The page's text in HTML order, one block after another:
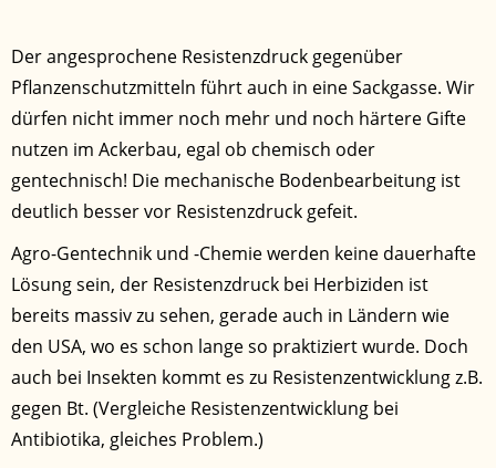
Der angesprochene Resistenzdruck gegenüber
Pflanzenschutzmitteln führt auch in eine Sackgasse. Wir
dürfen nicht immer noch mehr und noch härtere Gifte
nutzen im Ackerbau, egal ob chemisch oder
gentechnisch! Die mechanische Bodenbearbeitung ist
deutlich besser vor Resistenzdruck gefeit.
Agro-Gentechnik und -Chemie werden keine dauerhafte
Lösung sein, der Resistenzdruck bei Herbiziden ist
bereits massiv zu sehen, gerade auch in Ländern wie
den USA, wo es schon lange so praktiziert wurde. Doch
auch bei Insekten kommt es zu Resistenzentwicklung z.B.
gegen Bt. (Vergleiche Resistenzentwicklung bei
Antibiotika, gleiches Problem.)